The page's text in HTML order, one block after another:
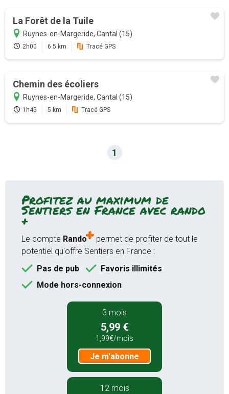
La Forêt de la Tuile
Ruynes-en-Margeride, Cantal (15)
2h00 6.5 km Tracé GPS
Chemin des écoliers
Ruynes-en-Margeride, Cantal (15)
1h45 5 km Tracé GPS
1
Profitez au maximum de
Sentiers en France avec rando
+
Le compte Rando
permet de profiter de tout le
potentiel qu'offre Sentiers en France :
Pas de pub
Favoris illimités
Mode hors-connexion
3 mois
5,99 €
1,99€/mois
Je m'abonne
12 mois
Profitez au maximum de Sentiers en
France avec l'abonnement
Version payante
Mode hors-connexion sur
l'application Android et iOS
Accès garantie sans attente aux
9,99 €
0,83€/mois
Je m'abonne